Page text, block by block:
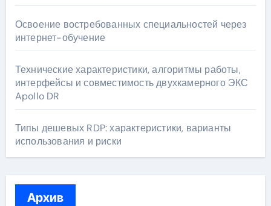
Освоение востребованных специальностей через
интернет-обучение
Технические характеристики, алгоритмы работы,
интерфейсы и совместимость двухкамерного ЭКС
Apollo DR
Типы дешевых RDP: характеристики, варианты
использования и риски
Архив